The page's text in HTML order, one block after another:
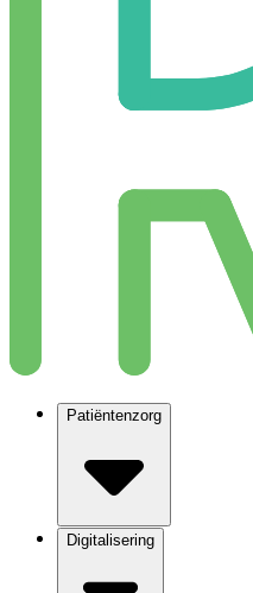
Patiëntenzorg
Digitalisering